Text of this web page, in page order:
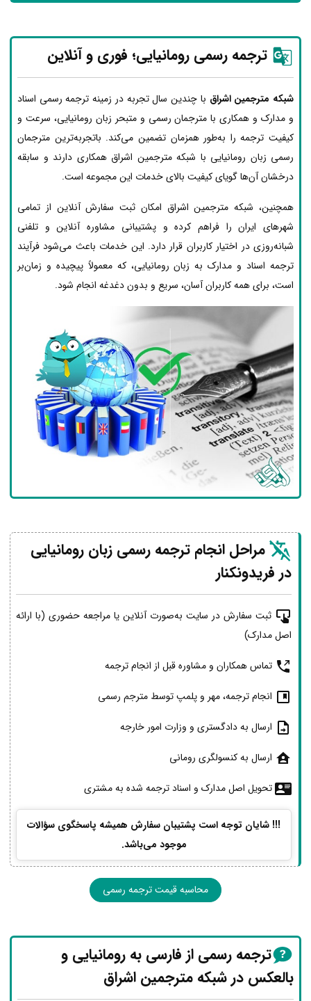
ترجمه رسمی رومانیایی؛ فوری و آنلاین
شبکه مترجمین اشراق با چندین سال تجربه در زمینه ترجمه رسمی اسناد
و مدارک و همکاری با مترجمان رسمی و متبحر زبان رومانیایی، سرعت و
کیفیت ترجمه را به‌طور همزمان تضمین می‌کند. باتجربه‌ترین مترجمان
رسمی زبان رومانیایی با شبکه مترجمین اشراق همکاری دارند و سابقه
درخشان آن‌ها گویای کیفیت بالای خدمات این مجموعه است.
همچنین، شبکه مترجمین اشراق امکان ثبت سفارش آنلاین از تمامی
شهرهای ایران را فراهم کرده و پشتیبانی مشاوره آنلاین و تلفنی
شبانه‌روزی در اختیار کاربران قرار دارد. این خدمات باعث می‌شود فرآیند
ترجمه اسناد و مدارک به زبان رومانیایی، که معمولاً پیچیده و زمان‌بر
است، برای همه کاربران آسان، سریع و بدون دغدغه انجام شود.
مراحل انجام ترجمه رسمی زبان رومانیایی
در فریدونکنار
ثبت سفارش در سایت به‌صورت آنلاین یا مراجعه حضوری (با ارائه
اصل مدارک)
تماس همکاران و مشاوره قبل از انجام ترجمه
انجام ترجمه، مهر و پلمپ توسط مترجم رسمی
ارسال به دادگستری و وزارت امور خارجه
ارسال به کنسولگری رومانی
تحویل اصل مدارک و اسناد ترجمه شده به مشتری
!!! شایان توجه است پشتیبان سفارش همیشه پاسخگوی سؤالات
موجود می‌باشد.
محاسبه قیمت ترجمه رسمی
ترجمه رسمی از فارسی به رومانیایی و
بالعکس در شبکه مترجمین اشراق